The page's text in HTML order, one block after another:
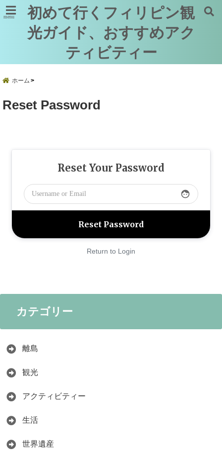
menu
初めて行くフィリピン観
光ガイド、おすすめアク
ティビティー
ホーム
Reset Password
Reset Your Password
face
Return to Login
カテゴリー
離島
観光
アクティビティー
生活
世界遺産